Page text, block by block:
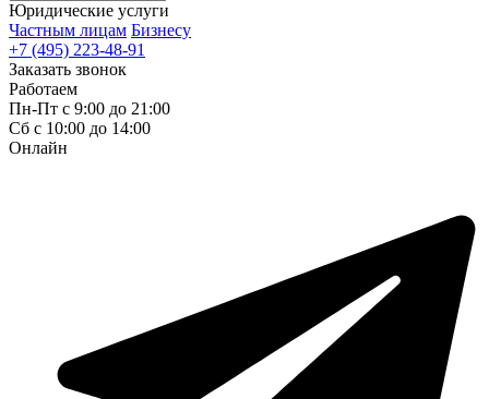
Юридические услуги
Частным лицам Бизнесу
+7 (495) 223-48-91
Заказать звонок
Работаем
Пн-Пт с 9:00 до 21:00
Сб с 10:00 до 14:00
Онлайн